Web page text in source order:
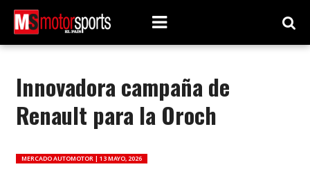
Innovadora campaña de
Renault para la Oroch
MERCADO AUTOMOTOR | 13 MAYO, 2026